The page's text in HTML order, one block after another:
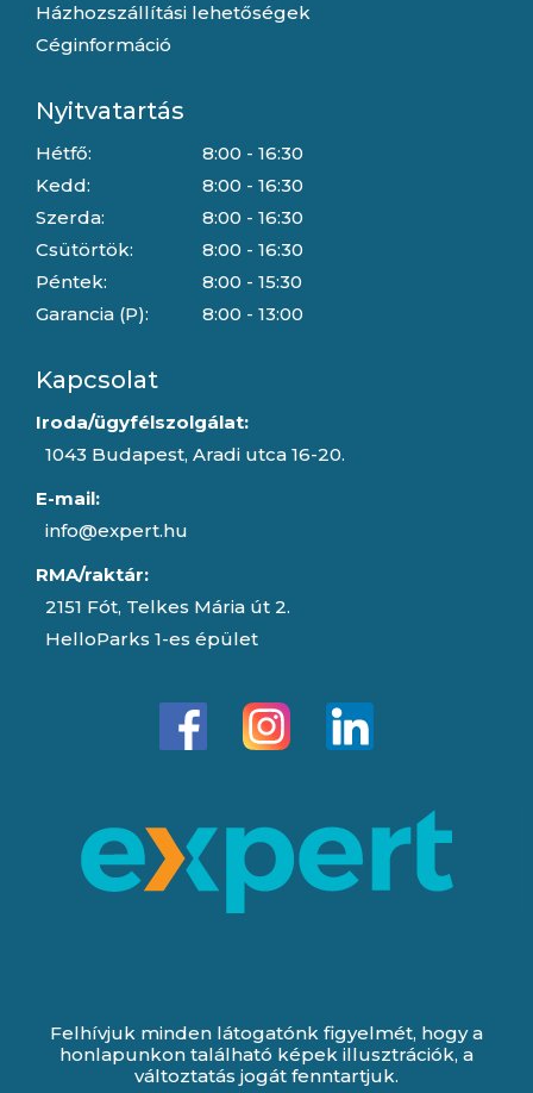
Házhozszállítási lehetőségek
Céginformáció
Nyitvatartás
Hétfő:
Kedd:
Szerda:
Csütörtök:
Péntek:
Garancia (P):
8:00 - 16:30
8:00 - 16:30
8:00 - 16:30
8:00 - 16:30
8:00 - 15:30
8:00 - 13:00
Kapcsolat
Iroda/ügyfélszolgálat:
1043 Budapest, Aradi utca 16-20.
E-mail:
info@expert.hu
RMA/raktár:
2151 Fót, Telkes Mária út 2.
HelloParks 1-es épület
Felhívjuk minden látogatónk figyelmét, hogy a
honlapunkon található képek illusztrációk, a
változtatás jogát fenntartjuk.